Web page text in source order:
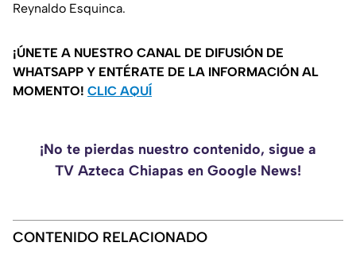
Reynaldo Esquinca.
¡ÚNETE A NUESTRO CANAL DE DIFUSIÓN DE
WHATSAPP Y ENTÉRATE DE LA INFORMACIÓN AL
MOMENTO! CLIC AQUÍ
¡No te pierdas nuestro contenido, sigue a
TV Azteca Chiapas en Google News!
CONTENIDO RELACIONADO